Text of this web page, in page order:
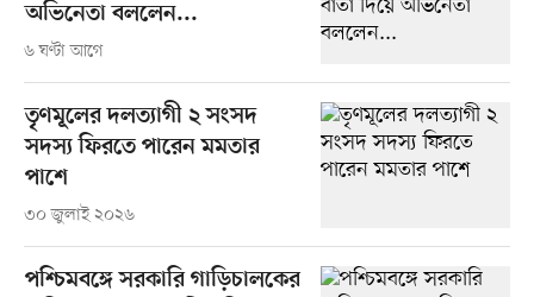
অভিনেতা বললেন...
৬ ঘণ্টা আগে
তৃণমূলের দলত্যাগী ২ সংসদ
সদস্য ফিরতে পারেন মমতার
পাশে
৩০ জুলাই ২০২৬
পশ্চিমবঙ্গে সরকারি গাড়িচালকের